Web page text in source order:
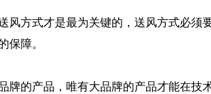
风方式才是最为关键的，送风方式必
保障。
牌的产品，唯有大品牌的产品才能在